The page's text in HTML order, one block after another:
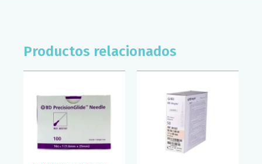
Productos relacionados